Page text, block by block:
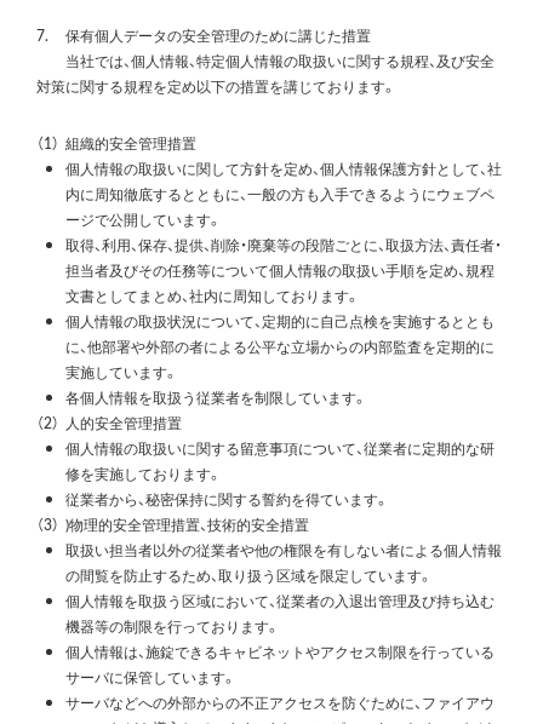
7.
保有個人データの安全管理のために講じた措置
当社では、個人情報、特定個人情報の取扱いに関する規程、及び安全
対策に関する規程を定め以下の措置を講じております。
（1） 組織的安全管理措置
個人情報の取扱いに関して方針を定め、個人情報保護方針として、社
内に周知徹底するとともに、一般の方も入手できるようにウェブペ
ージで公開しています。
取得、利用、保存、提供、削除・廃棄等の段階ごとに、取扱方法、責任者・
担当者及びその任務等について個人情報の取扱い手順を定め、規程
文書としてまとめ、社内に周知しております。
個人情報の取扱状況について、定期的に自己点検を実施するととも
に、他部署や外部の者による公平な立場からの内部監査を定期的に
実施しています。
各個人情報を取扱う従業者を制限しています。
（2） 人的安全管理措置
個人情報の取扱いに関する留意事項について、従業者に定期的な研
修を実施しております。
従業者から、秘密保持に関する誓約を得ています。
（3） )物理的安全管理措置、技術的安全措置
取扱い担当者以外の従業者や他の権限を有しない者による個人情報
の間覧を防止するため、取り扱う区域を限定しています。
個人情報を取扱う区域において、従業者の入退出管理及び持ち込む
機器等の制限を行っております。
個人情報は、施錠できるキャビネットやアクセス制限を行っている
サーバに保管しています。
サーバなどへの外部からの不正アクセスを防ぐために、ファイアウ